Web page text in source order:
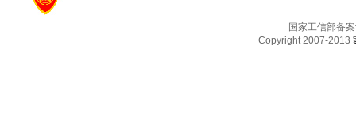
国家工信部备
Copyright 2007-2013